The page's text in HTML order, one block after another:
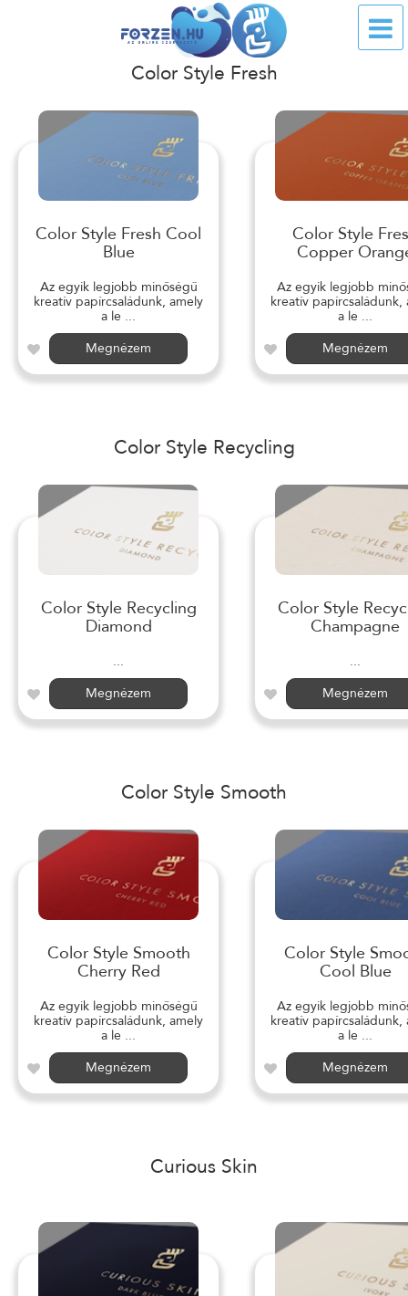
Color Style Fresh
Color Style Fresh Cool
Blue
Az egyik legjobb minőségű
kreatív papírcsaládunk, amely
a le ...
Megnézem
Color Style
Copper
Az egyik legjobb
kreatív papírcsaládunk,
a le ...
Megnézem
Color Style Recycling
Color Style Recycling
Diamond
...
Megnézem
Color Style
Champagne
...
Megnézem
Color Style Smooth
Color Style Smooth
Cherry Red
Az egyik legjobb minőségű
kreatív papírcsaládunk, amely
a le ...
Megnézem
Color Style
Cool Blue
Az egyik legjobb
kreatív papírcsaládunk,
a le ...
Megnézem
Curious Skin